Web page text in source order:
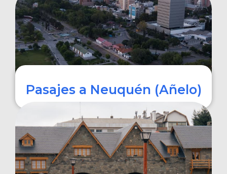
COMPRAR
Pasajes a Neuquén (Añelo)
COMPRAR